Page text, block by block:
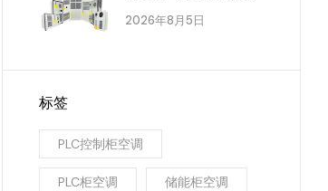
2026年8月5日
标签
PLC控制柜空调
PLC柜空调 储能柜空调